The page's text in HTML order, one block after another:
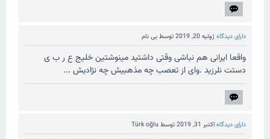
دارای دیدگاهژوئیه 20, 2019 توسطبی نام
واقعا ایرانی هم نباشی وقتی داشتید مینوشتین خلیج ع ر ب ی
دستت نلرزید .وای از تعصب چه مذهبیش چه نژادیش ...
دارای دیدگاهاکتبر 31, 2019 توسط Türk oğlu